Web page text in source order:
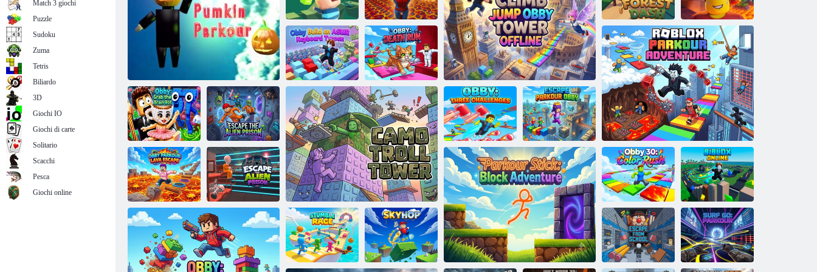
Obby: +1 salto per clic
Robby supereroe Obby Disegna un Obby
modalità Obby
tastiera: Obby
minigiochi
Halloween Parkour
Halloween
Kogama
Speedrun
Legend
Obby: Altalena
del Ragno
Sali sulla torre Obby Salta offline
Corsa nella
foresta
Obby: trappole e
salti
Obby: costruisci
un magnate della
tastiera ASMR
Roblox Parkour Avventura
Obby: Corsa alla
morte
Obby: prendi il
cervello marcio
Fuggi dalla
prigione aliena
Obby: Tre sfide
Fuga dal
Parkour Obby
Obby Parkour:
Fuga dalla lava
Fuggi dalla
prigione aliena
Obby 30: Corsa
ai colori
Bibliox in linea
Match 3 giochi
Puzzle
Sudoku
Zuma
Tetris
Biliardo
3D
Giochi IO
Giochi di carte
Solitario
Scacchi
Pesca
Giochi online